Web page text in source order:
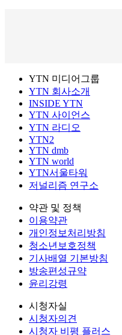
YTN 미디어그룹
YTN 회사소개
INSIDE YTN
YTN 사이언스
YTN 라디오
YTN2
YTN dmb
YTN world
YTN서울타워
저널리즘 연구소
약관 및 정책
이용약관
개인정보처리방침
청소년보호정책
기사배열 기본방침
방송편성규약
윤리강령
시청자실
시청자의견
시청자 비평 플러스